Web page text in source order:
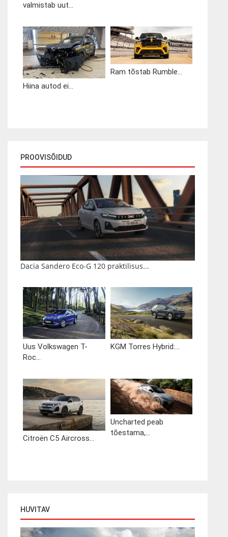
valmistab uut...
Hiina autod ei...
Ram tõstab Rumble...
PROOVISÕIDUD
Dacia Sandero Eco-G 120 praktilisus...
Uus Volkswagen T-
Roc...
KGM Torres Hybrid:...
Citroën C5 Aircross...
Uncharted peab
tõestama,...
HUVITAV